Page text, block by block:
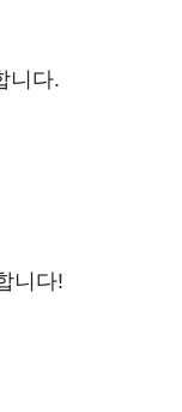
니다.
니다!